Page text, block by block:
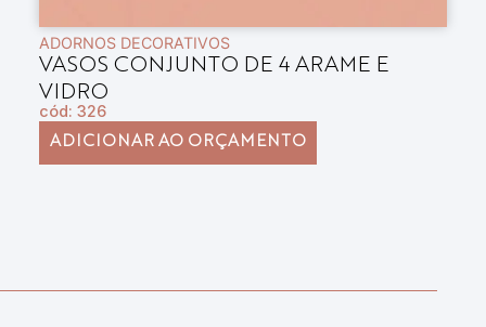
ADORNOS DECORATIVOS
VASOS CONJUNTO DE 4 ARAME E
VIDRO
cód: 326
ADICIONAR AO ORÇAMENTO